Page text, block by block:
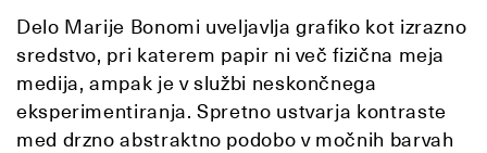
Delo Marije Bonomi uveljavlja grafiko kot izrazno
sredstvo, pri katerem papir ni več fizična meja
medija, ampak je v službi neskončnega
eksperimentiranja. Spretno ustvarja kontraste
med drzno abstraktno podobo v močnih barvah